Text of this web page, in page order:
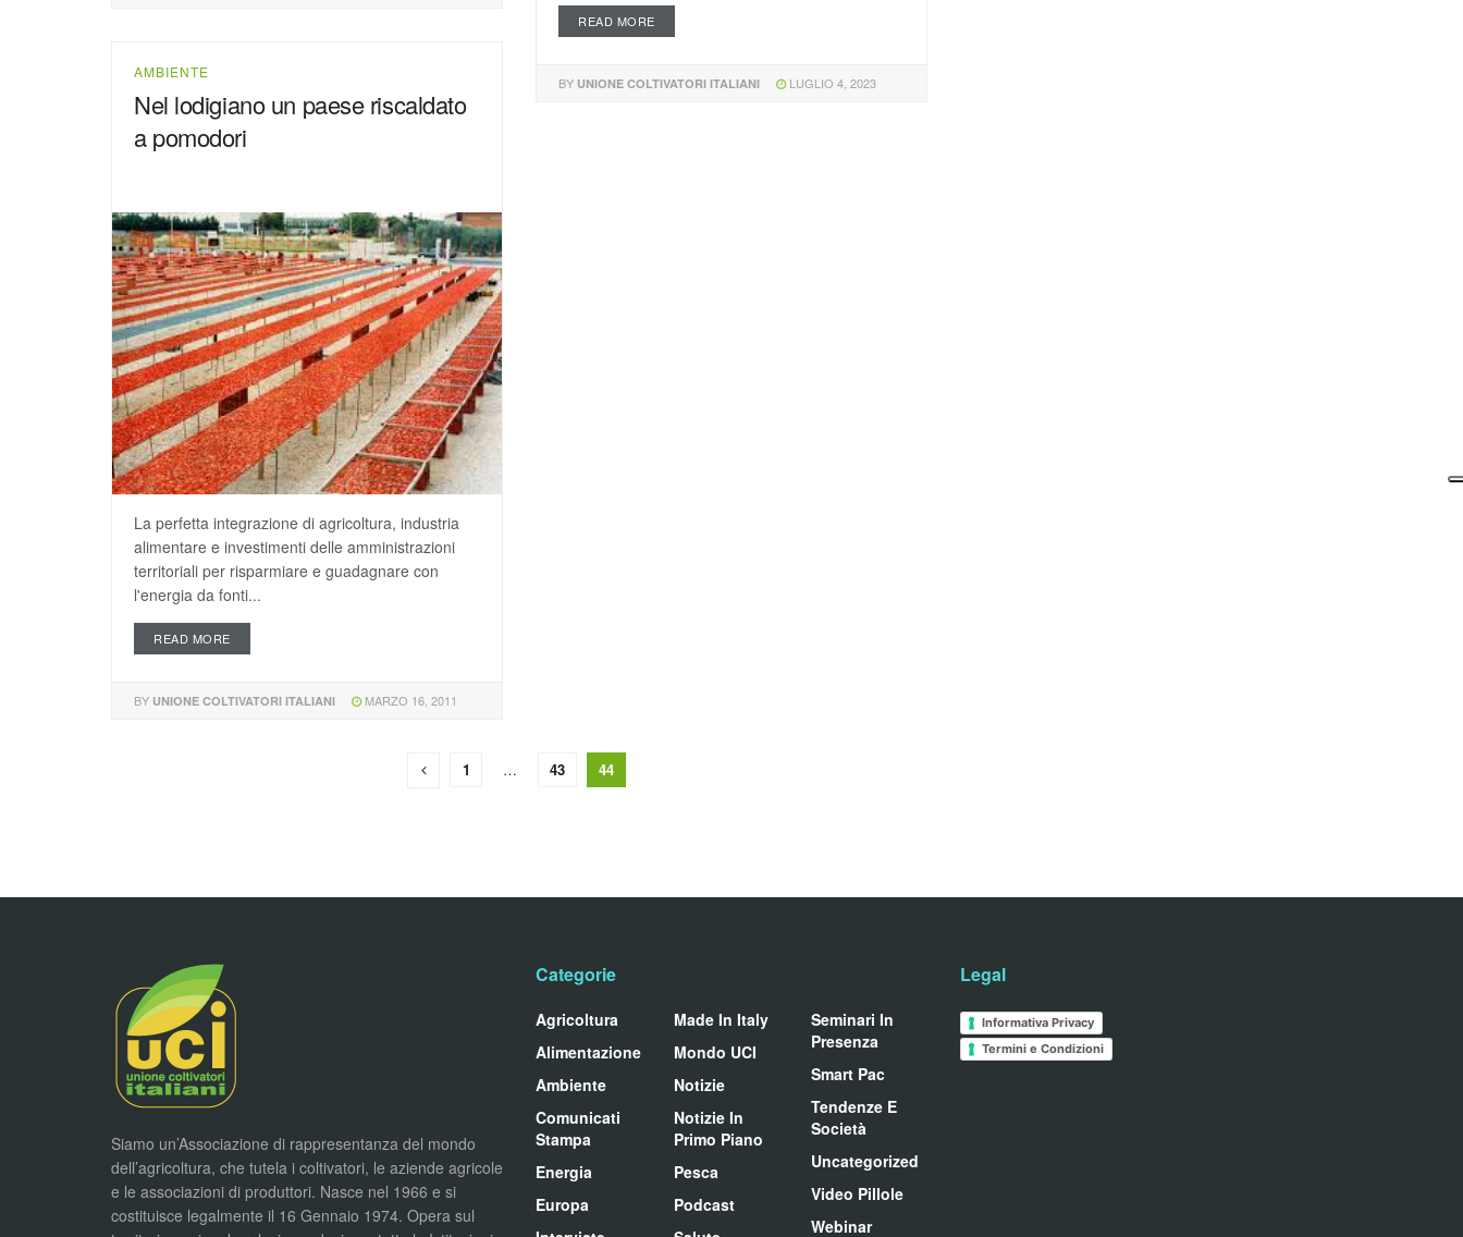
READ MORE
BY UNIONE COLTIVATORI ITALIANI LUGLIO 4, 2023
AMBIENTE
Nel lodigiano un paese riscaldato
a pomodori
La perfetta integrazione di agricoltura, industria
alimentare e investimenti delle amministrazioni
territoriali per risparmiare e guadagnare con
l'energia da fonti...
READ MORE
BY UNIONE COLTIVATORI ITALIANI MARZO 16, 2011
1 … 43 44
Siamo un’Associazione di rappresentanza del mondo
dell’agricoltura, che tutela i coltivatori, le aziende agricole
e le associazioni di produttori. Nasce nel 1966 e si
costituisce legalmente il 16 Gennaio 1974. Opera sul
Categorie
Agricoltura
Alimentazione
Ambiente
Comunicati
Stampa
Energia
Europa
Made In Italy
Mondo UCI
Notizie
Notizie In
Primo Piano
Pesca
Podcast
Seminari In
Presenza
Smart Pac
Tendenze E
Società
Uncategorized
Video Pillole
Webinar
Legal
Informativa Privacy
Termini e Condizioni